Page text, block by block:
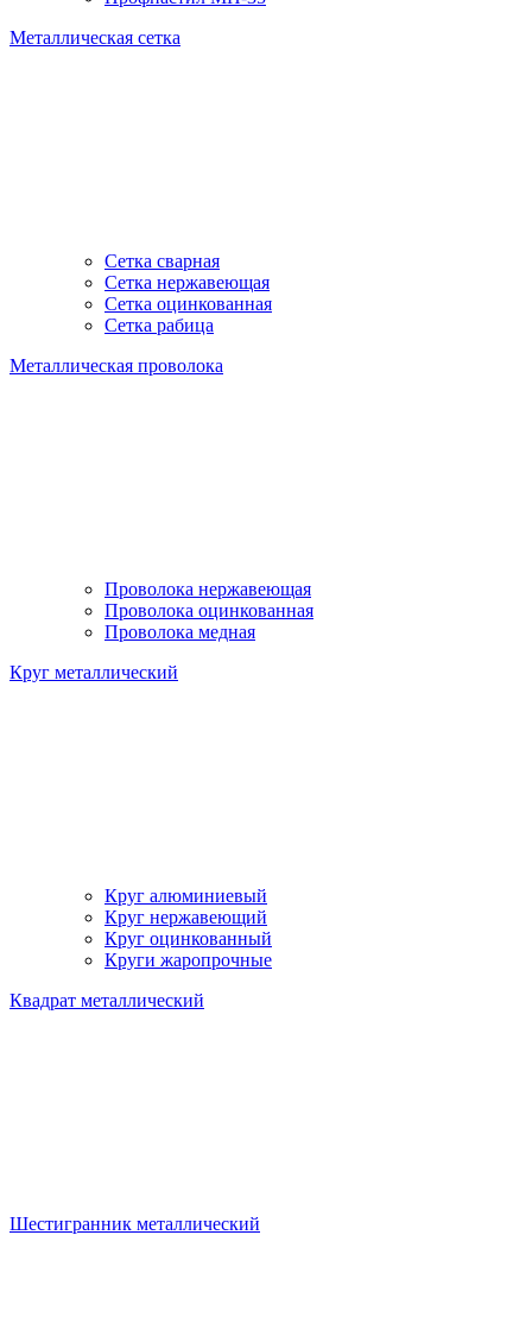
Металлическая сетка
Сетка сварная
Сетка нержавеющая
Сетка оцинкованная
Сетка рабица
Металлическая проволока
Проволока нержавеющая
Проволока оцинкованная
Проволока медная
Круг металлический
Круг алюминиевый
Круг нержавеющий
Круг оцинкованный
Круги жаропрочные
Квадрат металлический
Шестигранник металлический